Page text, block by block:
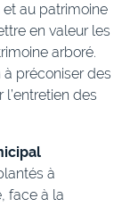
au patrimoine
en valeur les
arboré.
préconiser des
des
à
face à la